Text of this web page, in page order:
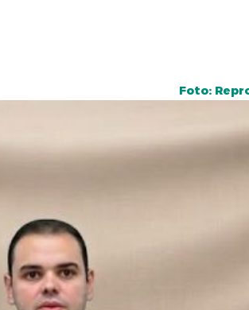
Foto: